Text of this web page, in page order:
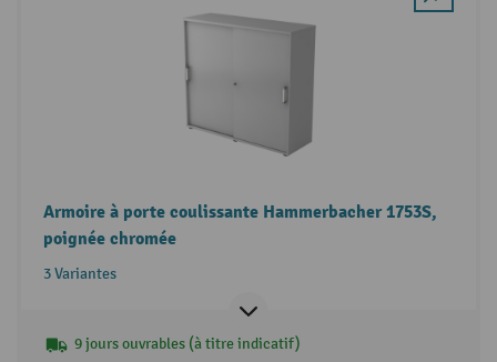
Armoire à porte coulissante Hammerbacher 1753S,
poignée chromée
3 Variantes
9 jours ouvrables (à titre indicatif)